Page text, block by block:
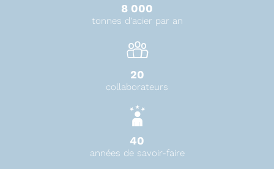
8 000
tonnes d’acier par an
20
collaborateurs
40
années de savoir-faire